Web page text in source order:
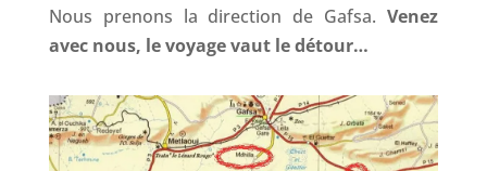
Nous prenons la direction de Gafsa.Venez
avec nous, le voyage vaut le détour…